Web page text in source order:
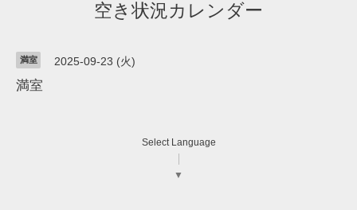
空き状況カレンダー
満室 2025-09-23 (火)
満室
Select Language
▼